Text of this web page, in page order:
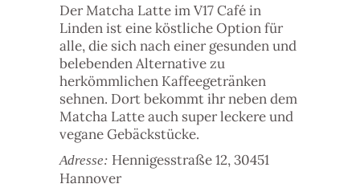
Der Matcha Latte im V17 Café in
Linden ist eine köstliche Option für
alle, die sich nach einer gesunden und
belebenden Alternative zu
herkömmlichen Kaffeegetränken
sehnen. Dort bekommt ihr neben dem
Matcha Latte auch super leckere und
vegane Gebäckstücke.
Adresse: Hennigesstraße 12, 30451
Hannover